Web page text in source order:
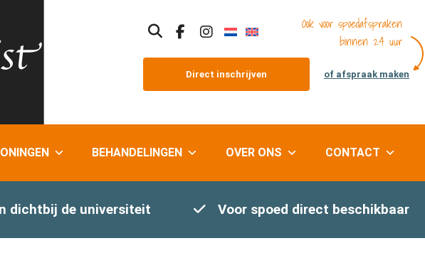
Ook voor spoedafspraken
binnen 24 uur
Direct inschrijven of afspraak maken
BEHANDELINGEN OVER ONS CONTACT
dichtbij de universiteit Voor spoed direct beschikbaar